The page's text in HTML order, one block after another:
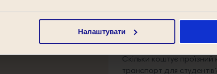
Налаштувати
студентів, які
Скільки коштує
транспорт для